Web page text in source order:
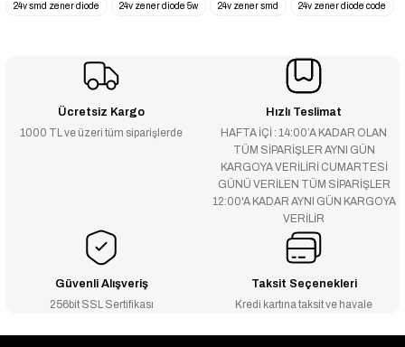
24v smd zener diode 24v zener diode 5w 24v zener smd 24v zener diode code
Ücretsiz Kargo
1000 TL ve üzeri tüm siparişlerde
Hızlı Teslimat
HAFTA İÇİ : 14:00’A KADAR OLAN
TÜM SİPARİŞLER AYNI GÜN
KARGOYA VERİLİRİ CUMARTESİ
GÜNÜ VERİLEN TÜM SİPARİŞLER
12:00'A KADAR AYNI GÜN KARGOYA
VERİLİR
Güvenli Alışveriş
256bit SSL Sertifikası
Taksit Seçenekleri
Kredi kartına taksit ve havale